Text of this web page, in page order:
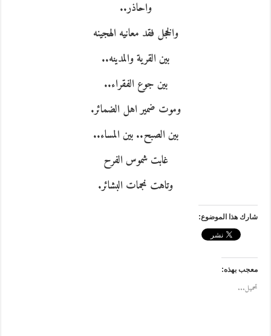
واحاذر..
والخجل فقد معانيه الهجينه
بين القرية والمدينه..
بين جوع الفقراء..
وموت ضمير اهل الضمائر.
بين الصبح.. بين المساء..
غابت شموس الفرح
وتاهت نجمات البشائر.
شارك هذا الموضوع:
معجب بهذه:
تحميل...